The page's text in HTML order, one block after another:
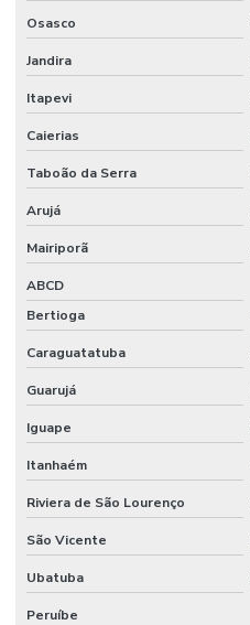
Osasco
Jandira
Itapevi
Caierias
Taboão da Serra
Arujá
Mairiporã
ABCD
Bertioga
Caraguatatuba
Guarujá
Iguape
Itanhaém
Riviera de São Lourenço
São Vicente
Ubatuba
Peruíbe